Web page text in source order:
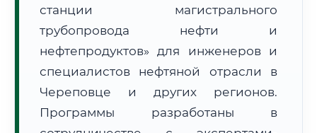
станции магистрального
трубопровода нефти и
нефтепродуктов» для инженеров и
специалистов нефтяной отрасли в
Череповце и других регионов.
Программы разработаны в